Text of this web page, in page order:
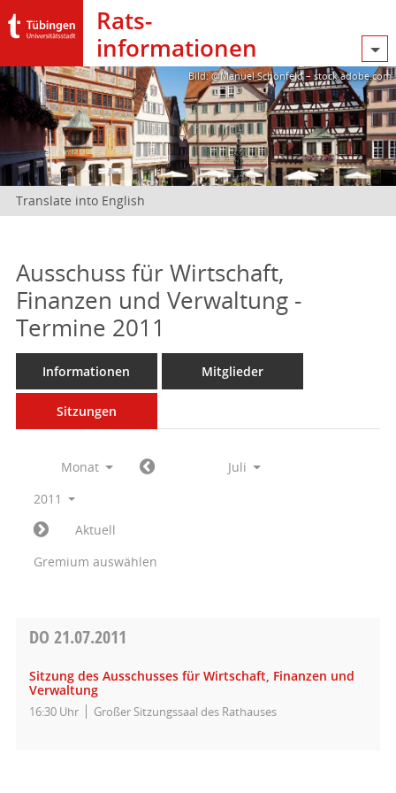
Rats­
informationen
Bild: @Manuel Schönfeld – stock.adobe.com
Translate into English
Ausschuss für Wirtschaft,
Finanzen und Verwaltung -
Termine 2011
Informationen Mitglieder
Sitzungen
Monat
Juli
2011
Aktuell
Gremium auswählen
DO 21.07.2011
Sitzung des Ausschusses für Wirtschaft, Finanzen und
Verwaltung
16:30 Uhr Großer Sitzungssaal des Rathauses